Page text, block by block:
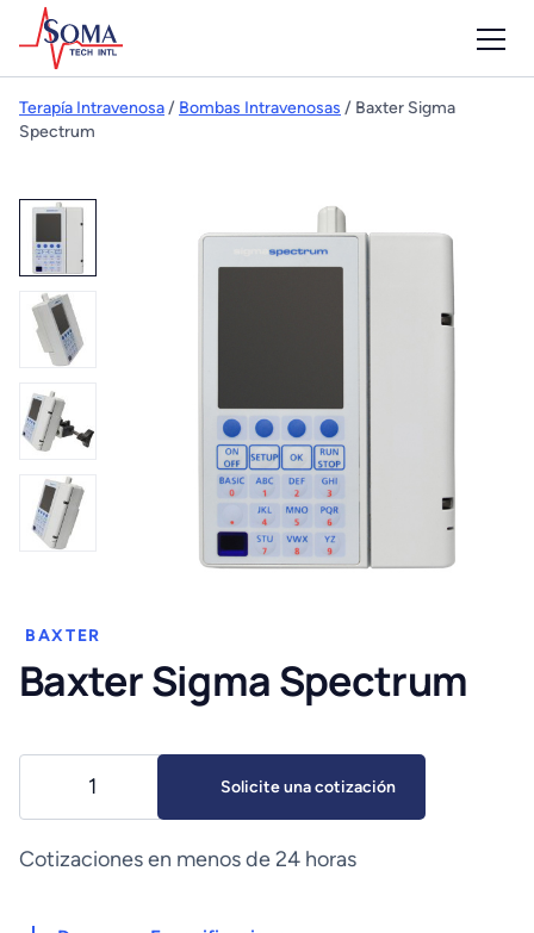
Terapía Intravenosa/ Bombas Intravenosas / Baxter Sigma
Spectrum
BAXTER
Baxter Sigma Spectrum
Spectrum
cantidad
Solicite una cotización
Cotizaciones en menos de 24 horas